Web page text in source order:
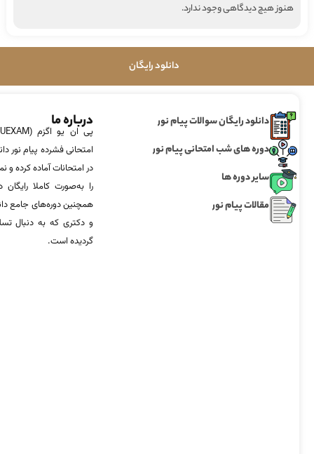
هنوز هیچ دیدگاهی وجود ندارد.
دانلود رایگان
دانلود رایگان سوالات پیام نور
دوره های شب امتحانی پیام نور
سایر دوره ها
مقالات پیام نور
درباره ما
امتحانی فشرده پیام نور
در امتحانات آماده‌ کرده
را به‌صورت کاملا
همچنین دوره‌های جامع
و دکتری که به دنبال
گردیده است.